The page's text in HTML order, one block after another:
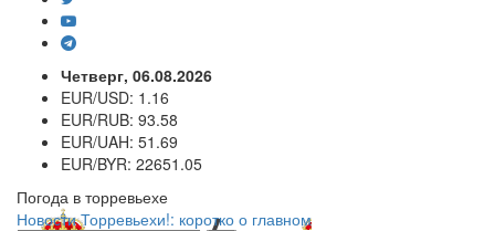
Четверг, 06.08.2026
EUR/USD: 1.16
EUR/RUB: 93.58
EUR/UAH: 51.69
EUR/BYR: 22651.05
Погода в торревьехе
Новости Торревьехи!: коротко о главном